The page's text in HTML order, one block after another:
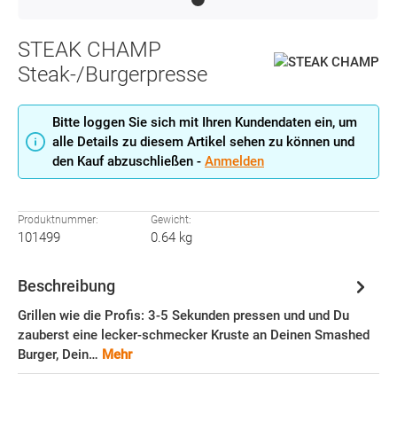
STEAK CHAMP
Steak-/Burgerpresse
Bitte loggen Sie sich mit Ihren Kundendaten ein, um
alle Details zu diesem Artikel sehen zu können und
den Kauf abzuschließen - Anmelden
Produktnummer:
101499
Gewicht:
0.64 kg
Beschreibung
Grillen wie die Profis: 3-5 Sekunden pressen und und Du
zauberst eine lecker-schmecker Kruste an Deinen Smashed
Burger, Dein… Mehr